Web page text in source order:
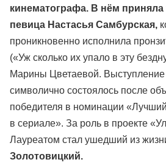
кинематографа. В нём приняла
певица Настасья Самбурская,
проникновенно исполнила
(«Уж сколько их упало в эту
Марины Цветаевой. Выступление
символично состоялось после
победителя в номинации
в сериале». За роль в проекте
Лауреатом стал ушедший из
Золотовицкий.